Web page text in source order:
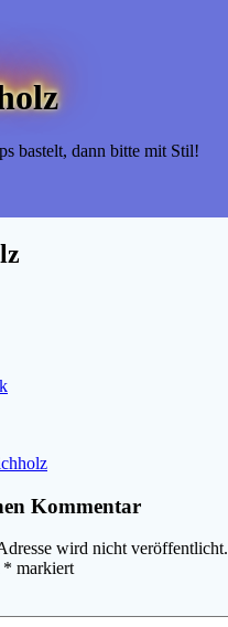
bastelt, dann bitte mit Stil!
Kommentar
wird nicht veröffentlicht.
* markiert